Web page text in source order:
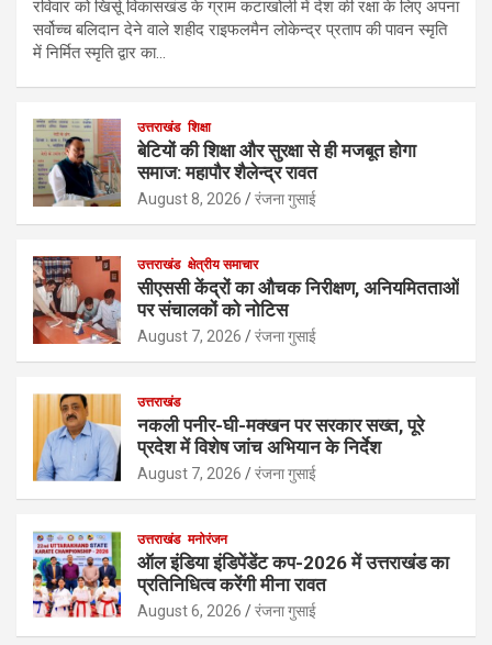
रविवार को खिर्सू विकासखंड के ग्राम कटाखोली में देश की रक्षा के लिए अपना
सर्वोच्च बलिदान देने वाले शहीद राइफलमैन लोकेन्द्र प्रताप की पावन स्मृति
में निर्मित स्मृति द्वार का…
उत्तराखंड शिक्षा
बेटियों की शिक्षा और सुरक्षा से ही मजबूत होगा
समाज: महापौर शैलेन्द्र रावत
August 8, 2026 रंजना गुसाई
उत्तराखंड क्षेत्रीय समाचार
सीएससी केंद्रों का औचक निरीक्षण, अनियमितताओं
पर संचालकों को नोटिस
August 7, 2026 रंजना गुसाई
उत्तराखंड
नकली पनीर-घी-मक्खन पर सरकार सख्त, पूरे
प्रदेश में विशेष जांच अभियान के निर्देश
August 7, 2026 रंजना गुसाई
उत्तराखंड मनोरंजन
ऑल इंडिया इंडिपेंडेंट कप-2026 में उत्तराखंड का
प्रतिनिधित्व करेंगी मीना रावत
August 6, 2026 रंजना गुसाई